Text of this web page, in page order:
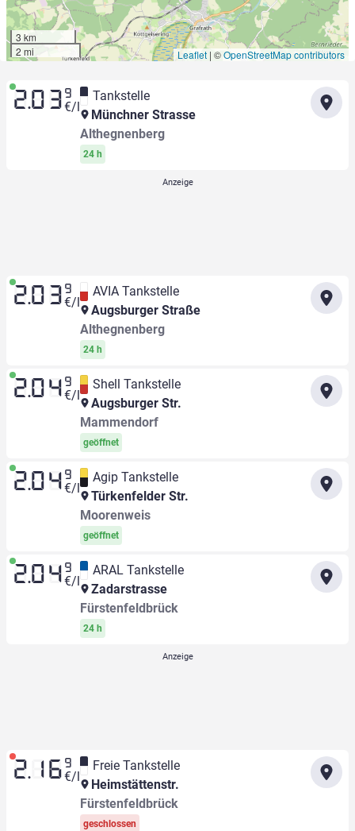
3 km
2 mi
Leaflet | ©OpenStreetMap contributors
2.03 9
€/l
Tankstelle
Münchner Strasse
Althegnenberg
24 h
2.03 9
€/l
AVIA Tankstelle
Augsburger Straße
Althegnenberg
24 h
2.04 9
€/l
Shell Tankstelle
Augsburger Str.
Mammendorf
geöffnet
2.04 9
€/l
Agip Tankstelle
Türkenfelder Str.
Moorenweis
geöffnet
2.04 9
€/l
ARAL Tankstelle
Zadarstrasse
Fürstenfeldbrück
24 h
2.16 9
€/l
Freie Tankstelle
Heimstättenstr.
Fürstenfeldbrück
geschlossen